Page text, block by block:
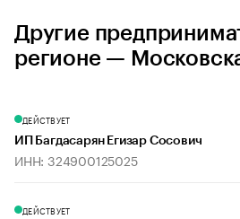
Другие
регионе —
ДЕЙСТВУЕТ
ИП Багдасарян Егизар Сосович
ИНН: 324900125025
ДЕЙСТВУЕТ